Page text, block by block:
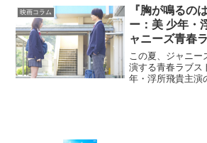
映画コラム
『胸が鳴るの
ー：美 少年・
ャニーズ青春
月連続 第1弾
この夏、ジャニー
演する青春ラブス
年・浮所飛貴主演